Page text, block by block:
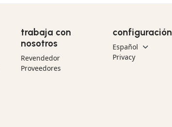
trabaja con
nosotros
Revendedor
Proveedores
configuración
Privacy